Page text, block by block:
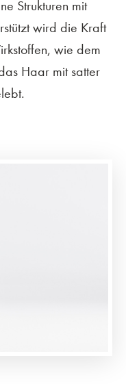
Strukturen mit
wird die Kraft
wie dem
Haar mit satter